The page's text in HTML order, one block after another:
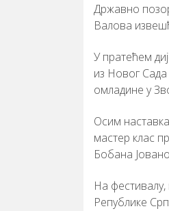
Државно
Валова
У пратећем
из Новог Сада
омладине у
Осим
мастер клас
Бобана
На фестивалу,
Републике